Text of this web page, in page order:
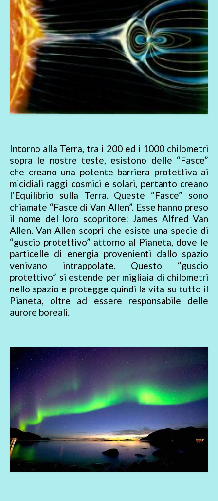
Intorno alla Terra, tra i 200 ed i 1000 chilometri
sopra le nostre teste, esistono delle “Fasce”
che creano una potente barriera protettiva ai
micidiali raggi cosmici e solari, pertanto creano
l’Equilibrio sulla Terra. Queste “Fasce” sono
chiamate “Fasce di Van Allen”. Esse hanno preso
il nome del loro scopritore: James Alfred Van
Allen. Van Allen scoprì che esiste una specie di
“guscio protettivo” attorno al Pianeta, dove le
particelle di energia provenienti dallo spazio
venivano intrappolate. Questo “guscio
protettivo” si estende per migliaia di chilometri
nello spazio e protegge quindi la vita su tutto il
Pianeta, oltre ad essere responsabile delle
aurore boreali.